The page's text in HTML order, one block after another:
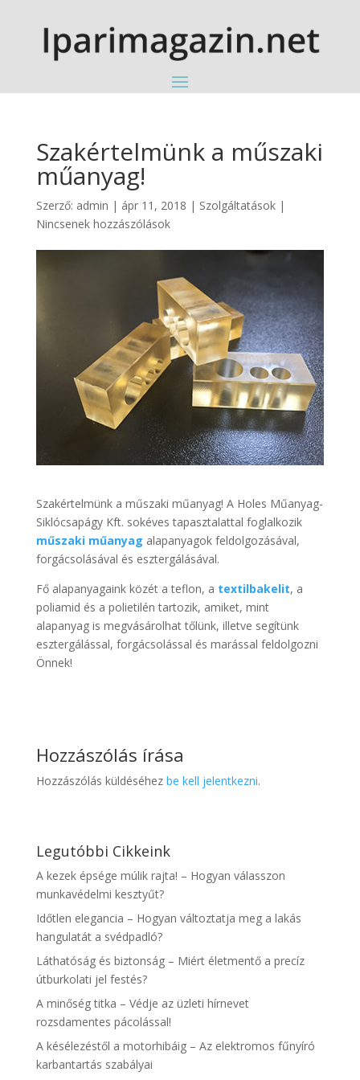
Szakértelmünk a műszaki
műanyag!
Szerző: admin | ápr 11, 2018 | Szolgáltatások|
Nincsenek hozzászólások
Szakértelmünk a műszaki műanyag! A Holes Műanyag-
Siklócsapágy Kft. sokéves tapasztalattal foglalkozik
műszaki műanyag alapanyagok feldolgozásával,
forgácsolásával és esztergálásával.
Fő alapanyagaink közét a teflon, a textilbakelit, a
poliamid és a polietilén tartozik, amiket, mint
alapanyag is megvásárolhat tőlünk, illetve segítünk
esztergálással, forgácsolással és marással feldolgozni
Önnek!
Hozzászólás írása
Hozzászólás küldéséhez be kell jelentkezni.
Legutóbbi Cikkeink
A kezek épsége múlik rajta! – Hogyan válasszon
munkavédelmi kesztyűt?
Időtlen elegancia – Hogyan változtatja meg a lakás
hangulatát a svédpadló?
Láthatóság és biztonság – Miért életmentő a precíz
útburkolati jel festés?
A minőség titka – Védje az üzleti hírnevet
rozsdamentes pácolással!
A késélezéstől a motorhibáig – Az elektromos fűnyíró
karbantartás szabályai